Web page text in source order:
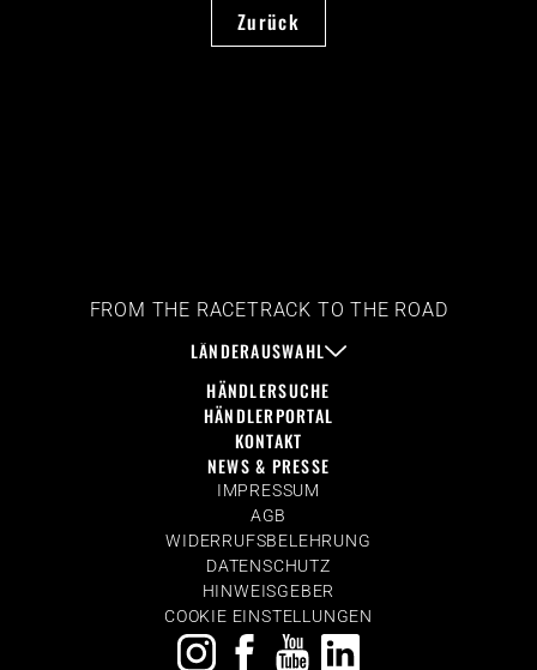
Zurück
FROM THE RACETRACK TO THE ROAD
LÄNDERAUSWAHL
HÄNDLERSUCHE
HÄNDLERPORTAL
KONTAKT
NEWS & PRESSE
IMPRESSUM
AGB
WIDERRUFSBELEHRUNG
DATENSCHUTZ
HINWEISGEBER
COOKIE EINSTELLUNGEN